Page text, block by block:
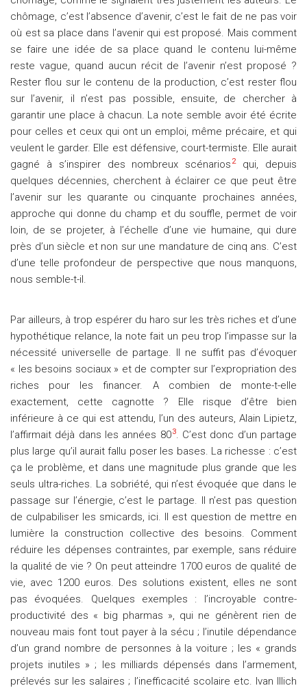
chômage, c’est l’absence d’avenir, c’est le fait de ne pas voir
où est sa place dans l’avenir qui est proposé. Mais comment
se faire une idée de sa place quand le contenu lui-même
reste vague, quand aucun récit de l’avenir n’est proposé ?
Rester flou sur le contenu de la production, c’est rester flou
sur l’avenir, il n’est pas possible, ensuite, de chercher à
garantir une place à chacun. La note semble avoir été écrite
pour celles et ceux qui ont un emploi, même précaire, et qui
veulent le garder. Elle est défensive, court-termiste. Elle aurait
gagné à s’inspirer des nombreux scénarios 2qui, depuis
quelques décennies, cherchent à éclairer ce que peut être
l’avenir sur les quarante ou cinquante prochaines années,
approche qui donne du champ et du souffle, permet de voir
loin, de se projeter, à l’échelle d’une vie humaine, qui dure
près d’un siècle et non sur une mandature de cinq ans. C’est
d’une telle profondeur de perspective que nous manquons,
nous semble-t-il.
Par ailleurs, à trop espérer du haro sur les très riches et d’une
hypothétique relance, la note fait un peu trop l’impasse sur la
nécessité universelle de partage. Il ne suffit pas d’évoquer
« les besoins sociaux » et de compter sur l’expropriation des
riches pour les financer. A combien de monte-t-elle
exactement, cette cagnotte ? Elle risque d’être bien
inférieure à ce qui est attendu, l’un des auteurs, Alain Lipietz,
l’affirmait déjà dans les années 803. C’est donc d’un partage
plus large qu’il aurait fallu poser les bases. La richesse : c’est
ça le problème, et dans une magnitude plus grande que les
seuls ultra-riches. La sobriété, qui n’est évoquée que dans le
passage sur l’énergie, c’est le partage. Il n’est pas question
de culpabiliser les smicards, ici. Il est question de mettre en
lumière la construction collective des besoins. Comment
réduire les dépenses contraintes, par exemple, sans réduire
la qualité de vie ? On peut atteindre 1700 euros de qualité de
vie, avec 1200 euros. Des solutions existent, elles ne sont
pas évoquées. Quelques exemples : l’incroyable contre-
productivité des « big pharmas », qui ne génèrent rien de
nouveau mais font tout payer à la sécu ; l’inutile dépendance
d’un grand nombre de personnes à la voiture ; les « grands
projets inutiles » ; les milliards dépensés dans l’armement,
prélevés sur les salaires ; l’inefficacité scolaire etc. Ivan Illich